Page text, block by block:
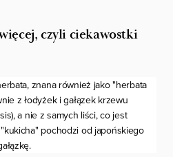
czyli ciekawostki
znana również jako "herbata
z łodyżek i gałązek krzewu
a nie z samych liści, co jest
pochodzi od japońskiego